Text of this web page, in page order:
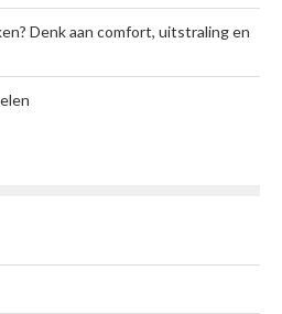
Denk aan comfort, uitstraling en